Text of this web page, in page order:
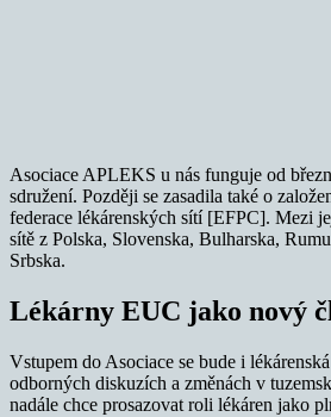
Asociace APLEKS u nás funguje od
sdružení. Později se zasadila také o
federace lékárenských sítí [EFPC]. Mezi
sítě z Polska, Slovenska, Bulharska,
Srbska.
Lékárny EUC jako nový
Vstupem do Asociace se bude i
odborných diskuzích a změnách v
nadále chce prosazovat roli lékáren jako